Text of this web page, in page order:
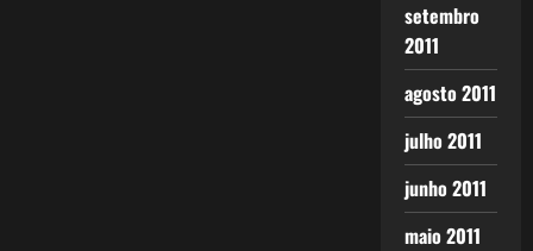
setembro
2011
agosto 2011
julho 2011
junho 2011
maio 2011